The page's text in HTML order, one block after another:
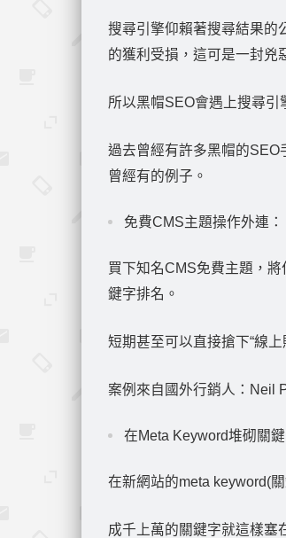
搜尋引擎仰賴著搜尋結果的
的獲利受損，這可是一封兇
所以黑帽SEO會遇上搜尋引
過去曾經有許多黑帽的SEO
曾經有的例子。
免費CMS主題操作外連：
買下知名CMS免費主題，
鍵字排名。
短期甚至可以直接搶下“線
案例來自國外行銷人：Neil
在Meta Keyword堆砌關鍵
在新網站的meta keyword(
成千上萬的關鍵字就這樣塞